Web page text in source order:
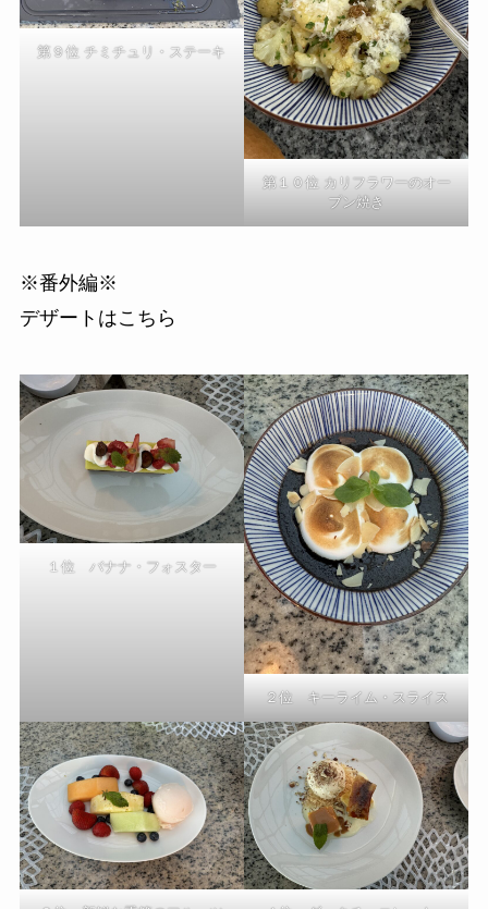
第９位 チミチュリ・ステーキ
第１０位 カリフラワーのオー
ブン焼き
※番外編※
デザートはこちら
１位 バナナ・フォスター
２位 キーライム・スライス